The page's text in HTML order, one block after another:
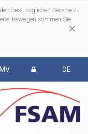
×
bestmöglichen Service zu
stimmen Sie
DE